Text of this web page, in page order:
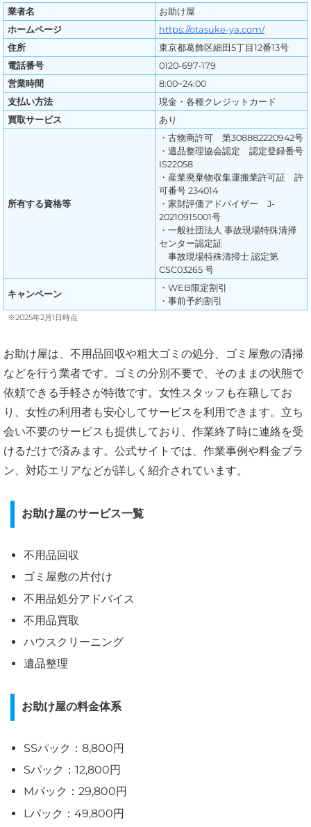
業者名
お助け屋
ホームページ
https://otasuke-ya.com/
住所
東京都葛飾区細田5丁目12番13号
電話番号
0120-697-179
営業時間
8:00~24:00
支払い方法
現金・各種クレジットカード
買取サービス
あり
所有する資格等
・古物商許可 第308882220942号
・遺品整理協会認定 認定登録番号
IS22058
・産業廃棄物収集運搬業許可証 許
可番号 234014
・家財評価アドバイザー J-
20210915001号
・一般社団法人 事故現場特殊清掃
センター認定証
事故現場特殊清掃士 認定第
CSC03265 号
キャンペーン
・WEB限定割引
・事前予約割引
※2025年2月1日時点
お助け屋は、不用品回収や粗大ゴミの処分、ゴミ屋敷の清掃
などを行う業者です。ゴミの分別不要で、そのままの状態で
依頼できる手軽さが特徴です。女性スタッフも在籍してお
り、女性の利用者も安心してサービスを利用できます。立ち
会い不要のサービスも提供しており、作業終了時に連絡を受
けるだけで済みます。公式サイトでは、作業事例や料金プラ
ン、対応エリアなどが詳しく紹介されています。
お助け屋のサービス一覧
不用品回収
ゴミ屋敷の片付け
不用品処分アドバイス
不用品買取
ハウスクリーニング
遺品整理
お助け屋の料金体系
SSパック：8,800円
Sパック：12,800円
Mパック：29,800円
Lパック：49,800円